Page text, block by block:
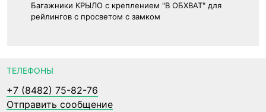
Багажники КРЫЛО с креплением "В ОБХВАТ" для
рейлингов с просветом с замком
ТЕЛЕФОНЫ
+7 (8482) 75-82-76
Отправить сообщение